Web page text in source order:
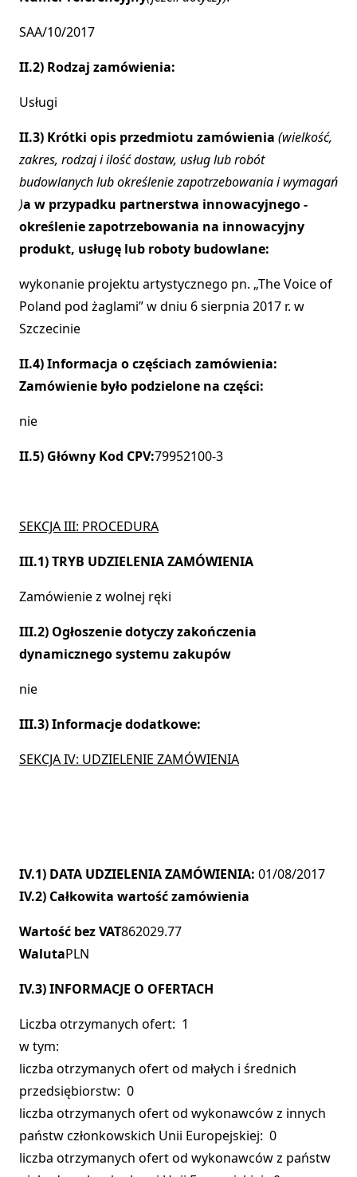
SAA/10/2017
II.2) Rodzaj zamówienia:
Usługi
II.3) Krótki opis przedmiotu zamówienia (wielkość,
zakres, rodzaj i ilość dostaw, usług lub robót
budowlanych lub określenie zapotrzebowania i wymagań
)a w przypadku partnerstwa innowacyjnego -
określenie zapotrzebowania na innowacyjny
produkt, usługę lub roboty budowlane:
wykonanie projektu artystycznego pn. „The Voice of
Poland pod żaglami” w dniu 6 sierpnia 2017 r. w
Szczecinie
II.4) Informacja o częściach zamówienia:
Zamówienie było podzielone na części:
nie
II.5) Główny Kod CPV:79952100-3
SEKCJA III: PROCEDURA
III.1) TRYB UDZIELENIA ZAMÓWIENIA
Zamówienie z wolnej ręki
III.2) Ogłoszenie dotyczy zakończenia
dynamicznego systemu zakupów
nie
III.3) Informacje dodatkowe:
SEKCJA IV: UDZIELENIE ZAMÓWIENIA
IV.1) DATA UDZIELENIA ZAMÓWIENIA: 01/08/2017
IV.2) Całkowita wartość zamówienia
Wartość bez VAT862029.77
WalutaPLN
IV.3) INFORMACJE O OFERTACH
Liczba otrzymanych ofert: 1
w tym:
liczba otrzymanych ofert od małych i średnich
przedsiębiorstw: 0
liczba otrzymanych ofert od wykonawców z innych
państw członkowskich Unii Europejskiej: 0
liczba otrzymanych ofert od wykonawców z państw